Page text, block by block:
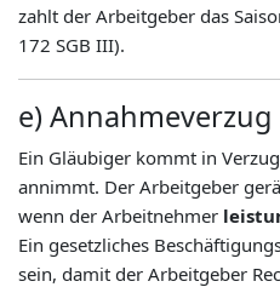
zahlt der Arbeitgeber das
172 SGB III).
e) Annahmeverzug
Ein Gläubiger kommt in
annimmt. Der Arbeitgeber
wenn der Arbeitnehmer
Ein gesetzliches
sein, damit der Arbeitgeber